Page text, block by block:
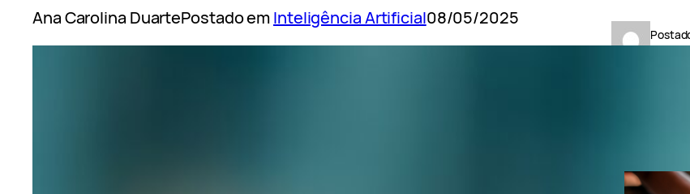
Ana Carolina DuartePostado emInteligência Artificial08/05/2025